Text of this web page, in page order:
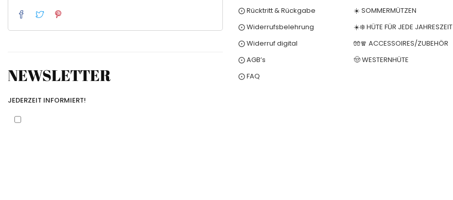
NEWSLETTER
JEDERZEIT INFORMIERT!
⨀ Rücktritt & Rückgabe
⨀ Widerrufsbelehrung
⨀ Widerruf digital
⨀ AGB’s
⨀ FAQ
☀️ SOMMERMÜTZEN
☀️❄️ HÜTE FÜR JEDE JAHRESZEIT
🧤🧣 ACCESSOIRES/ZUBEHÖR
🤠 WESTERNHÜTE